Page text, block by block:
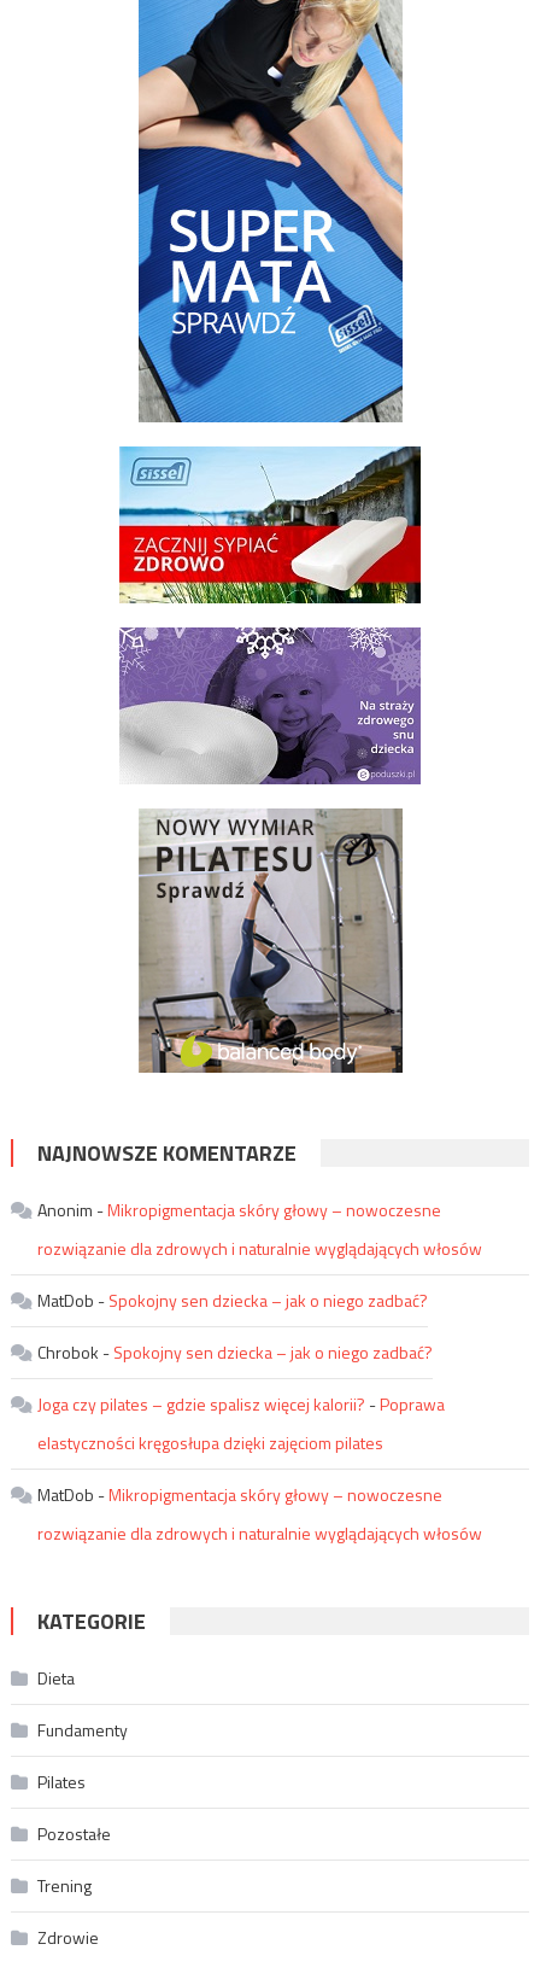
NAJNOWSZE KOMENTARZE
Anonim -Mikropigmentacja skóry głowy – nowoczesne
rozwiązanie dla zdrowych i naturalnie wyglądających włosów
MatDob -Spokojny sen dziecka – jak o niego zadbać?
Chrobok -Spokojny sen dziecka – jak o niego zadbać?
Joga czy pilates – gdzie spalisz więcej kalorii? -Poprawa
elastyczności kręgosłupa dzięki zajęciom pilates
MatDob -Mikropigmentacja skóry głowy – nowoczesne
rozwiązanie dla zdrowych i naturalnie wyglądających włosów
KATEGORIE
Dieta
Fundamenty
Pilates
Pozostałe
Trening
Zdrowie